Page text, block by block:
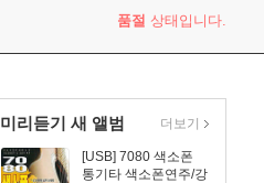
품절 상태입니다.
미리듣기 새 앨범
[USB] 7080 색소폰
통기타 색소폰연주/강
더보기